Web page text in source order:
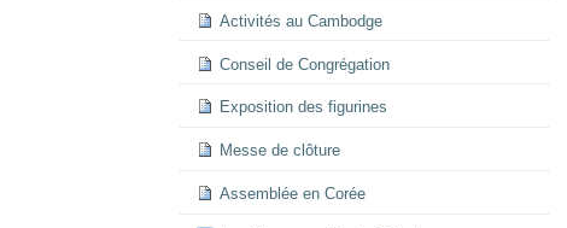
Activités au Cambodge
Conseil de Congrégation
Exposition des figurines
Messe de clôture
Assemblée en Corée